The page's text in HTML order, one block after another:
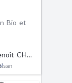
Bio et
Benoît CHAZALLON